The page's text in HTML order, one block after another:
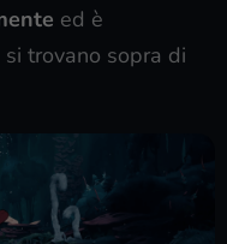
ed è
trovano sopra di